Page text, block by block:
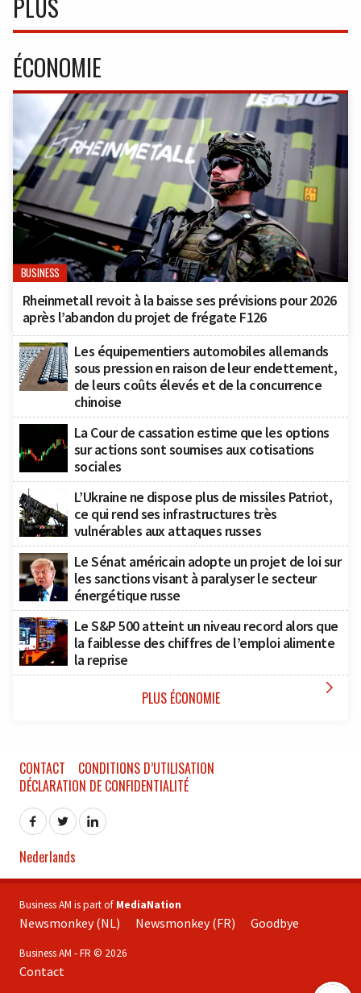
PLUS
ÉCONOMIE
BUSINESS
Rheinmetall revoit à la baisse ses prévisions pour 2026
après l’abandon du projet de frégate F126
Les équipementiers automobiles allemands
sous pression en raison de leur endettement,
de leurs coûts élevés et de la concurrence
chinoise
La Cour de cassation estime que les options
sur actions sont soumises aux cotisations
sociales
L’Ukraine ne dispose plus de missiles Patriot,
ce qui rend ses infrastructures très
vulnérables aux attaques russes
Le Sénat américain adopte un projet de loi sur
les sanctions visant à paralyser le secteur
énergétique russe
Le S&P 500 atteint un niveau record alors que
la faiblesse des chiffres de l’emploi alimente
la reprise
PLUS ÉCONOMIE 
CONTACT
CONDITIONS D’UTILISATION
DÉCLARATION DE CONFIDENTIALITÉ
Nederlands
Business AM is part of MediaNation
Newsmonkey (NL) Newsmonkey (FR) Goodbye
Business AM - FR © 2026
Contact